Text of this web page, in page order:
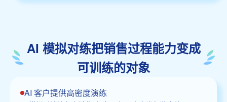
AI 模拟对练把销售过程能力变成
可训练的对象
AI 客户提供高密度演练